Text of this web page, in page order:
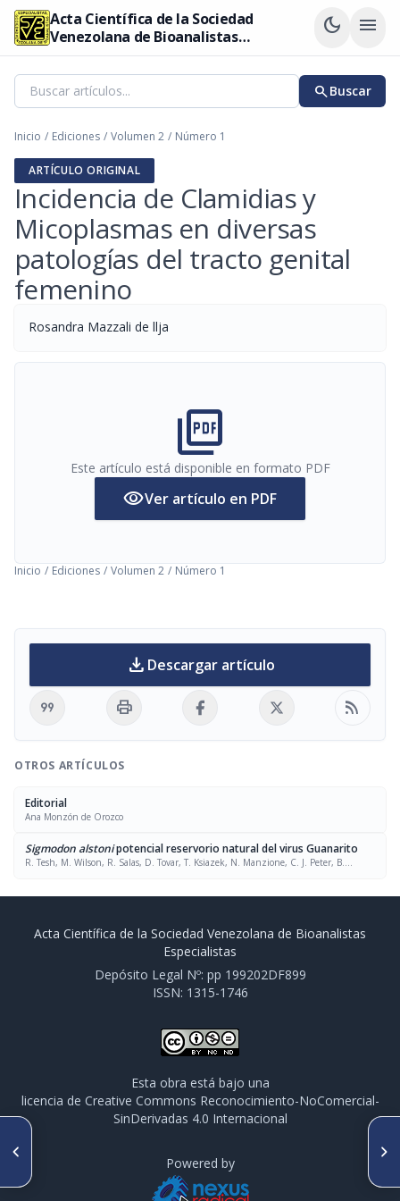
Acta Científica de la Sociedad
Venezolana de Bioanalistas
Especialistas
dark_mode menu
searchBuscar
Inicio / Ediciones / Volumen 2 / Número 1
ARTÍCULO ORIGINAL
Incidencia de Clamidias y
Micoplasmas en diversas
patologías del tracto genital
femenino
Rosandra Mazzali de llja
picture_as_pdf
Este artículo está disponible en formato PDF
visibilityVer artículo en PDF
Inicio / Ediciones / Volumen 2 / Número 1
download Descargar artículo
format_quote print rss_feed
OTROS ARTÍCULOS
Editorial
Ana Monzón de Orozco
Sigmodon alstonipotencial reservorio natural del virus Guanarito
R. Tesh, M. Wilson, R. Salas, D. Tovar, T. Ksiazek, N. Manzione, C. J. Peter, B.
Acta Científica de la Sociedad Venezolana de Bioanalistas
Especialistas
Depósito Legal Nº: pp 199202DF899
ISSN: 1315-1746
Esta obra está bajo una
licencia de Creative Commons Reconocimiento-NoComercial-
SinDerivadas 4.0 Internacional
Powered by